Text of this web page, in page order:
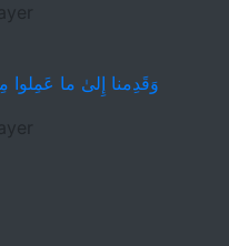
وَقَدِمنا إِلىٰ ما عَمِلوا